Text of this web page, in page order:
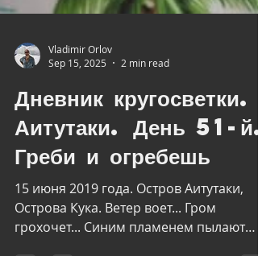
Vladimir Orlov
Sep 15, 2025
2 min read
Дневник кругосветки.
Аитутаки. День 51-й.
Греби и огребешь